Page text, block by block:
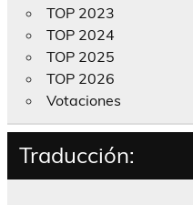
TOP 2023
TOP 2024
TOP 2025
TOP 2026
Votaciones
Traducción: